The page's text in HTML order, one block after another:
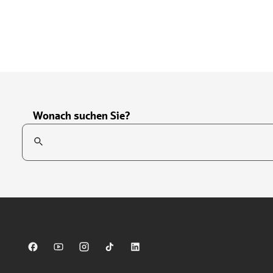
Wonach suchen Sie?
Suchfeld
Sparkasse auf Facebook
Sparkasse auf Youtube
Sparkasse auf Instagram
Sparkasse auf TikTok
Sparkasse auf LinkedIn